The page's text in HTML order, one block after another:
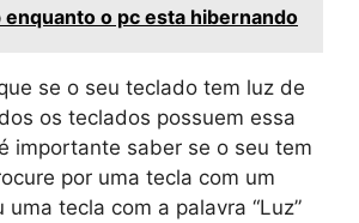
enquanto o pc esta hibernando
se o seu teclado tem luz de
os teclados possuem essa
importante saber se o seu tem
por uma tecla com um
uma tecla com a palavra “Luz”